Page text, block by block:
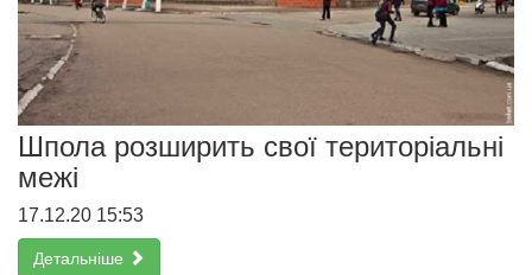
Шпола розширить свої територіальні
межі
17.12.20 15:53
Детальніше